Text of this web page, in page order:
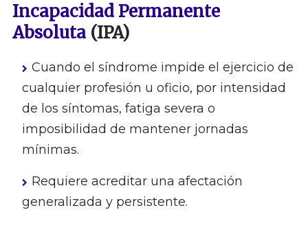
Incapacidad Permanente
Absoluta(IPA)
Cuando el síndrome impide el ejercicio de
cualquier profesión u oficio, por intensidad
de los síntomas, fatiga severa o
imposibilidad de mantener jornadas
mínimas.
Requiere acreditar una afectación
generalizada y persistente.